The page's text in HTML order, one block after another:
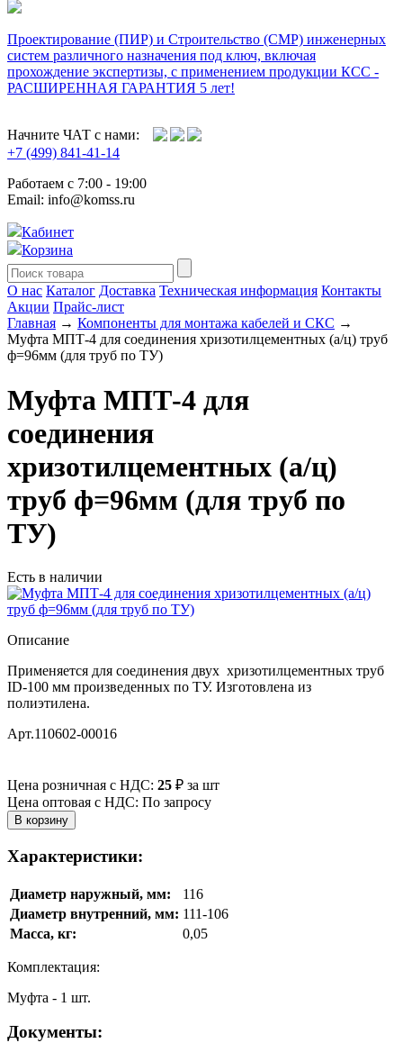
Проектирование (ПИР) и Cтроительство (СМР) инженерных
систем различного назначения под ключ, включая
прохождение экспертизы, с применением продукции КСС -
РАСШИРЕННАЯ ГАРАНТИЯ 5 лет!
Начните ЧАТ с нами:
+7 (499) 841-41-14
Работаем с 7:00 - 19:00
Email: info@komss.ru
Кабинет
Корзина
О нас Каталог Доставка Техническая информация Контакты
Акции Прайс-лист
Главная → Компоненты для монтажа кабелей и СКС →
Муфта МПТ-4 для соединения хризотилцементных (а/ц) труб
ф=96мм (для труб по ТУ)
Муфта МПТ-4 для
соединения
хризотилцементных (а/ц)
труб ф=96мм (для труб по
ТУ)
Есть в наличии
Описание
Применяется для соединения двух хризотилцементных труб
ID-100 мм произведенных по ТУ. Изготовлена из
полиэтилена.
Арт.110602-00016
Цена розничная с НДС: 25 ₽ за шт
Цена оптовая с НДС: По запросу
Характеристики:
Диаметр наружный, мм:
116
Диаметр внутренний, мм: 111-106
Масса, кг:
0,05
Комплектация:
Муфта - 1 шт.
Документы: